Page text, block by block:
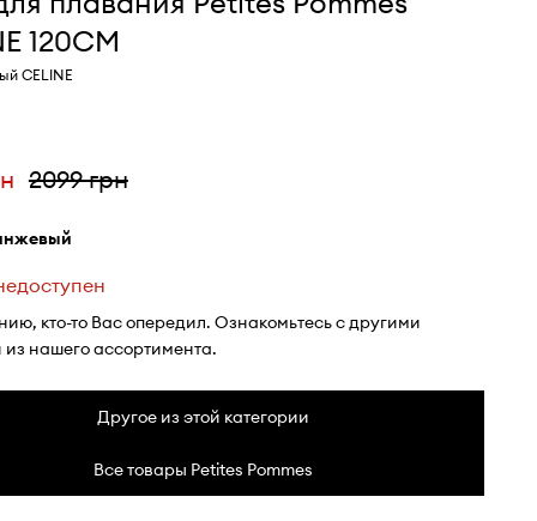
120CM
CELINE
2099 грн
кто-то Вас опередил. Ознакомьтесь с другими
нашего ассортимента.
Другое из этой категории
Все товары Petites Pommes